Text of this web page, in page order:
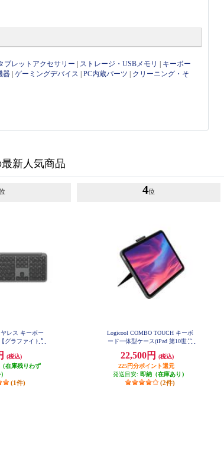
ブレットアクセサリー ストレージ・USBメモリ
キーボー
器 |ゲーミングデバイス |PC内蔵パーツ
クリーニング・そ
新人気商品
レス キーボー
グラファイト】
(税込)
在庫残りわず
(1件)
4位
Logicool COMBO TOUCH キーボ
ード一体型ケース(iPad 第10世代
22,500円
(税込)
225円分ポイント還元
発送目安: 即納（在庫あり）
(2件)